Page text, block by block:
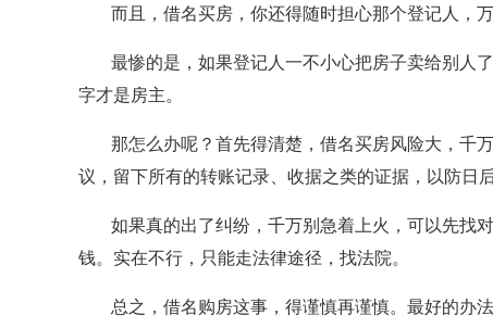
而且，借名买房，你还得随时担心那个登记人，
最惨的是，如果登记人一不小心把房子卖给别人
字才是房主。
那怎么办呢？首先得清楚，借名买房风险大，千
议，留下所有的转账记录、收据之类的证据，以防日
如果真的出了纠纷，千万别急着上火，可以先找
钱。实在不行，只能走法律途径，找法院。
总之，借名购房这事，得谨慎再谨慎。最好的办